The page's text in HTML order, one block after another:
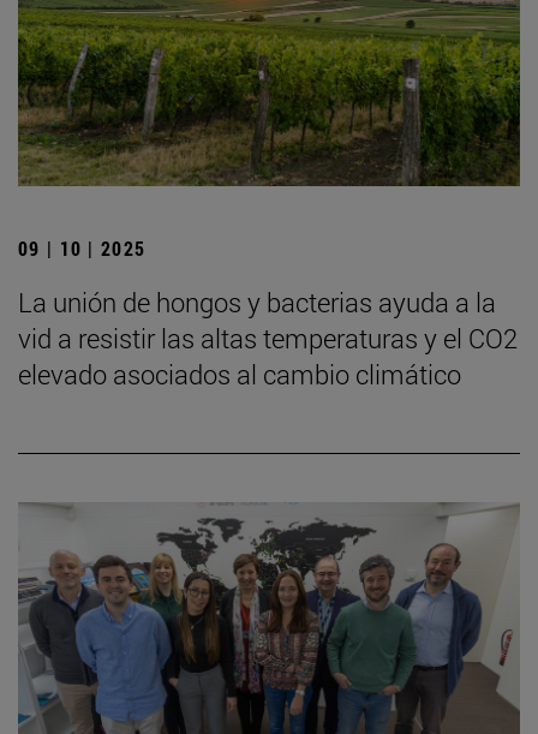
09 | 10 | 2025
La unión de hongos y bacterias ayuda a la
vid a resistir las altas temperaturas y el CO2
elevado asociados al cambio climático